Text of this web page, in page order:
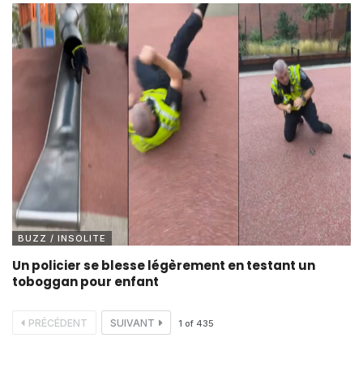
BUZZ / INSOLITE
Un policier se blesse légèrement en testant un
toboggan pour enfant
PRÉCÉDENT SUIVANT 1 of 435